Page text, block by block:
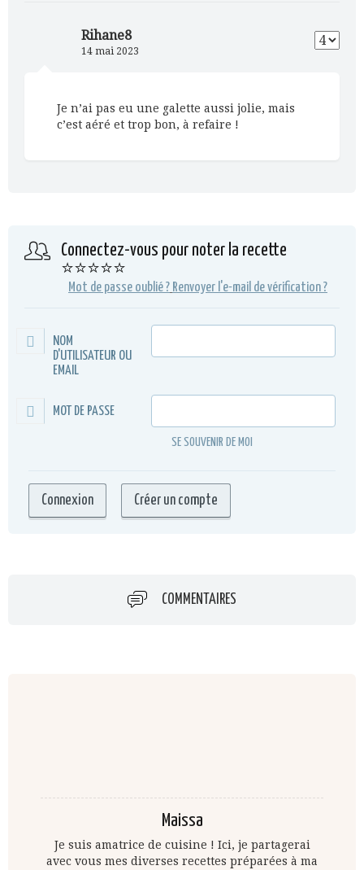
Rihane8
14 mai 2023
Je n’ai pas eu une galette aussi jolie, mais
c’est aéré et trop bon, à refaire !
Connectez-vous pour noter la recette
⭐⭐⭐⭐⭐
Mot de passe oublié ? Renvoyer l'e-mail de vérification ?
NOM
D'UTILISATEUR OU
EMAIL
MOT DE PASSE
SE SOUVENIR DE MOI
COMMENTAIRES
Maissa
Je suis amatrice de cuisine ! Ici, je partagerai
avec vous mes diverses recettes préparées à ma